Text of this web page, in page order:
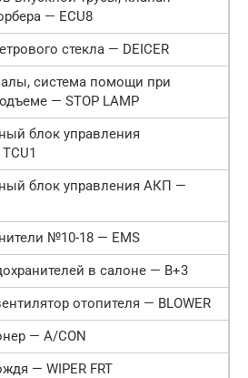
— ECU8
стекла — DEICER
система помощи при
— STOP LAMP
блок управления
блок управления АКП —
№10-18 — EMS
в салоне — B+3
отопителя — BLOWER
— A/CON
— WIPER FRT